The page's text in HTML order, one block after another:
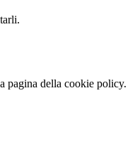
pagina della cookie policy.